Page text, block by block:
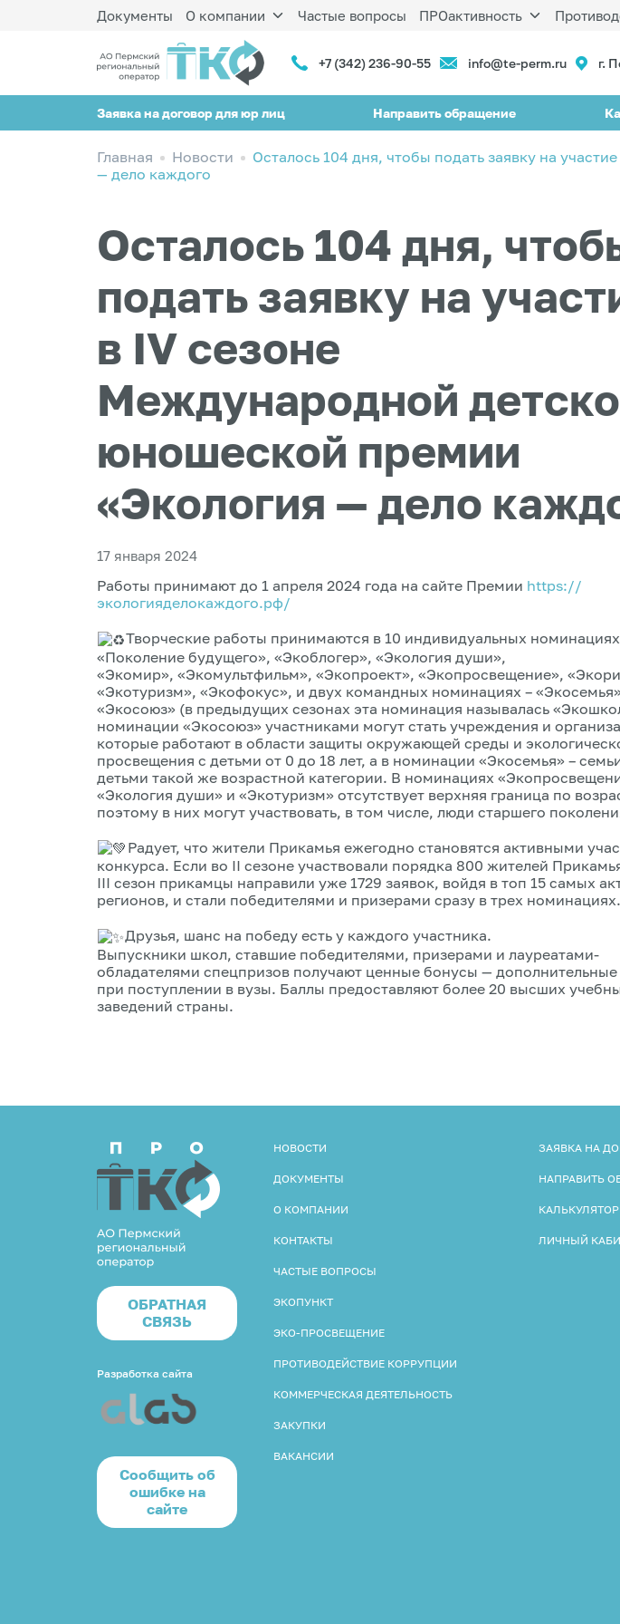
Документы О компании Частые вопросы ПРОактивность
+7 (342) 236-90-55 info@te-perm.ru г.
Заявка на договор для юр лиц Направить обращение
Главная Новости
Осталось 104 дня, чтобы подать заявку на
— дело каждого
Осталось 104 дня,
подать заявку на
в IV сезоне
Международной
юношеской премии
«Экология — дело
17 января 2024
Работы принимают до 1 апреля 2024 года на сайте Премии https://
экологияделокаждого.рф/
Творческие работы принимаются в 10 индивидуальных
«Поколение будущего», «Экоблогер», «Экология души»,
«Экомир», «Экомультфильм», «Экопроект», «Экопросвещение»,
«Экотуризм», «Экофокус», и двух командных номинациях –
«Экосоюз» (в предыдущих сезонах эта номинация называлась
номинации «Экосоюз» участниками могут стать учреждения и
которые работают в области защиты окружающей среды и
просвещения с детьми от 0 до 18 лет, а в номинации «Экосемья» –
детьми такой же возрастной категории. В номинациях
«Экология души» и «Экотуризм» отсутствует верхняя граница по
поэтому в них могут участвовать, в том числе, люди старшего
Радует, что жители Прикамья ежегодно становятся активными
конкурса. Если во II сезоне участвовали порядка 800 жителей
III сезон прикамцы направили уже 1729 заявок, войдя в топ 15 самых
регионов, и стали победителями и призерами сразу в трех номинациях.
Друзья, шанс на победу есть у каждого участника.
Выпускники школ, ставшие победителями, призерами и лауреатами-
обладателями спецпризов получают ценные бонусы —
при поступлении в вузы. Баллы предоставляют более 20 высших
заведений страны.
ОБРАТНАЯ
СВЯЗЬ
Разработка сайта
Cообщить об
ошибке на
сайте
НОВОСТИ
ДОКУМЕНТЫ
О КОМПАНИИ
КОНТАКТЫ
ЧАСТЫЕ ВОПРОСЫ
ЭКОПУНКТ
ЭКО-ПРОСВЕЩЕНИЕ
ПРОТИВОДЕЙСТВИЕ КОРРУПЦИИ
КОММЕРЧЕСКАЯ ДЕЯТЕЛЬНОСТЬ
ЗАКУПКИ
ВАКАНСИИ
ЗАЯВКА НА
НАПРАВИТЬ
КАЛЬКУЛЯТОР
ЛИЧНЫЙ